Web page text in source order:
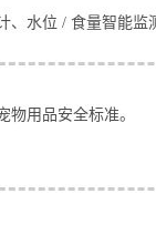
水位 / 食量智能监
用品安全标准。